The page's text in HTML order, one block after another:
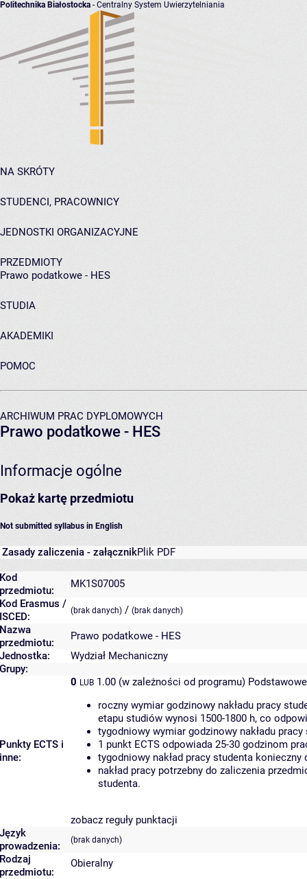
Politechnika Białostocka - Centralny System Uwierzytelniania
NA SKRÓTY
STUDENCI, PRACOWNICY
JEDNOSTKI ORGANIZACYJNE
PRZEDMIOTY
Prawo podatkowe - HES
STUDIA
AKADEMIKI
POMOC
ARCHIWUM PRAC DYPLOMOWYCH
Prawo podatkowe - HES
Informacje ogólne
Pokaż kartę przedmiotu
Not submitted syllabus in English
Zasady zaliczenia - załącznikPlik PDF
Kod
przedmiotu:
MK1S07005
Kod Erasmus /
ISCED:
(brak danych) / (brak danych)
Nazwa
przedmiotu:
Prawo podatkowe - HES
Jednostka:
Wydział Mechaniczny
Grupy:
Punkty ECTS i
inne:
0 LUB 1.00 (w zależności od programu)
roczny wymiar godzinowy nakładu pracy
etapu studiów wynosi 1500-1800 h, co
tygodniowy wymiar godzinowy nakładu
1 punkt ECTS odpowiada 25-30 godzinom
tygodniowy nakład pracy studenta
nakład pracy potrzebny do zaliczenia
studenta.
zobacz reguły punktacji
Język
prowadzenia:
(brak danych)
Rodzaj
przedmiotu:
Obieralny